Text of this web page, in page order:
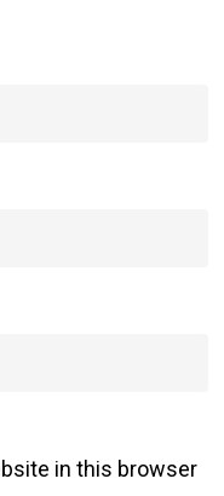
in this browser